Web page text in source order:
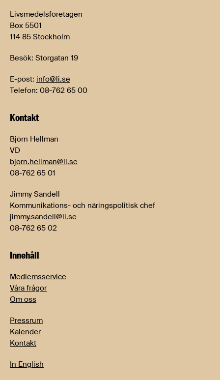
Livsmedelsföretagen
Box 5501
114 85 Stockholm
Besök: Storgatan 19
E-post: info@li.se
Telefon: 08-762 65 00
Kontakt
Björn Hellman
VD
bjorn.hellman@li.se
08-762 65 01
Jimmy Sandell
Kommunikations- och näringspolitisk chef
jimmy.sandell@li.se
08-762 65 02
Innehåll
Medlemsservice
Våra frågor
Om oss
Pressrum
Kalender
Kontakt
In English